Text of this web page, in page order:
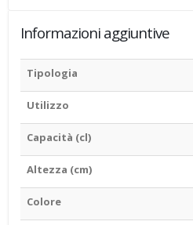
Informazioni aggiuntive
Tipologia
Utilizzo
Capacità (cl)
Altezza (cm)
Colore